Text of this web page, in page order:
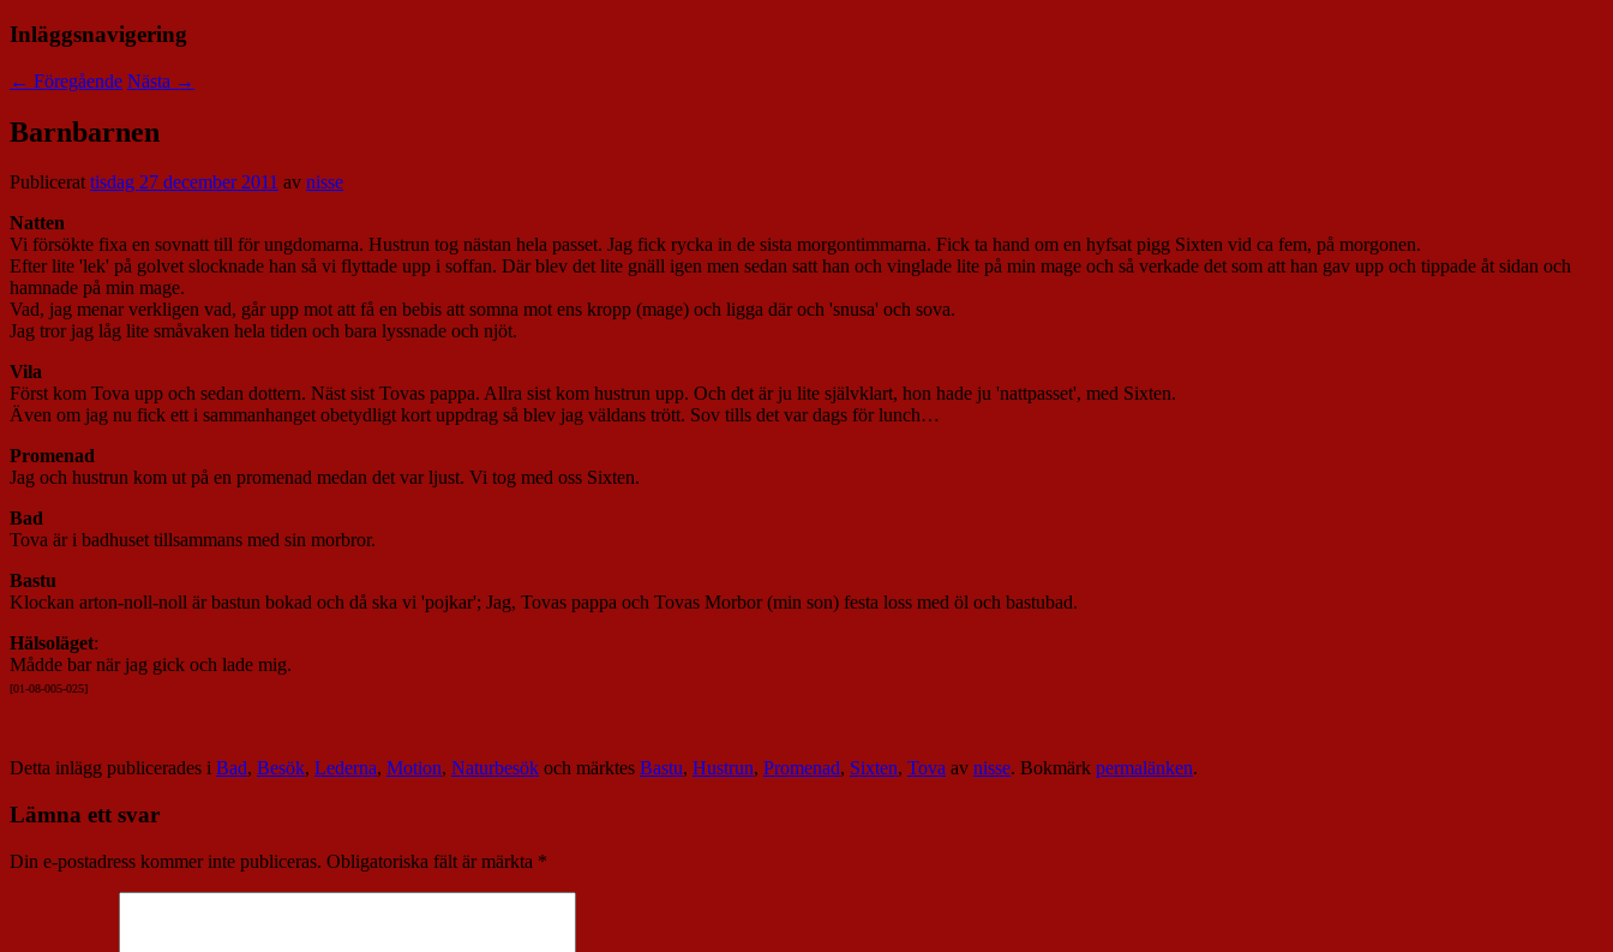
Inläggsnavigering
← Föregående Nästa →
Barnbarnen
Publicerattisdag 27 december 2011 av nisse
Natten
Vi försökte fixa en sovnatt till för ungdomarna. Hustrun tog nästan hela passet. Jag fick rycka in de sista morgontimmarna. Fick ta hand om en hyfsat pigg Sixten vid ca fem, på morgonen.
Efter lite 'lek' på golvet slocknade han så vi flyttade upp i soffan. Där blev det lite gnäll igen men sedan satt han och vinglade lite på min mage och så verkade det som att han gav upp och tippade åt sidan och
hamnade på min mage.
Vad, jag menar verkligen vad, går upp mot att få en bebis att somna mot ens kropp (mage) och ligga där och 'snusa' och sova.
Jag tror jag låg lite småvaken hela tiden och bara lyssnade och njöt.
Vila
Först kom Tova upp och sedan dottern. Näst sist Tovas pappa. Allra sist kom hustrun upp. Och det är ju lite självklart, hon hade ju 'nattpasset', med Sixten.
Även om jag nu fick ett i sammanhanget obetydligt kort uppdrag så blev jag väldans trött. Sov tills det var dags för lunch…
Promenad
Jag och hustrun kom ut på en promenad medan det var ljust. Vi tog med oss Sixten.
Bad
Tova är i badhuset tillsammans med sin morbror.
Bastu
Klockan arton-noll-noll är bastun bokad och då ska vi 'pojkar'; Jag, Tovas pappa och Tovas Morbor (min son) festa loss med öl och bastubad.
Hälsoläget:
Mådde bar när jag gick och lade mig.
[01-08-005-025]
Detta inlägg publicerades i Bad, Besök, Lederna, Motion, Naturbesök och märktes Bastu, Hustrun, Promenad, Sixten, Tova av nisse. Bokmärk permalänken.
Lämna ett svar
Din e-postadress kommer inte publiceras. Obligatoriska fält är märkta *